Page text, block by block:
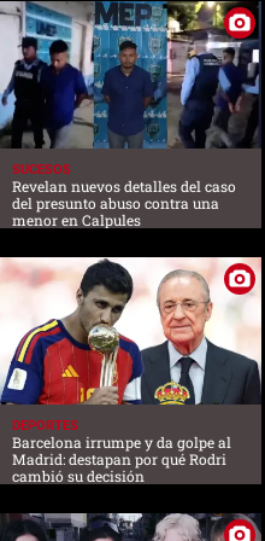
SUCESOS
Revelan nuevos detalles del caso
del presunto abuso contra una
menor en Calpules
DEPORTES
Barcelona irrumpe y da golpe al
Madrid: destapan por qué Rodri
cambió su decisión